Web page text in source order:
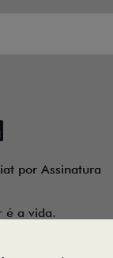
por Assinatura
é a vida.